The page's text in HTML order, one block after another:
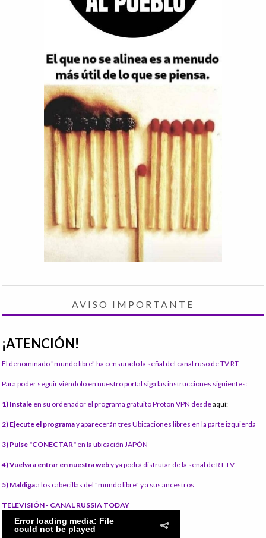
AVISO IMPORTANTE
¡ATENCIÓN!
El denominado "mundo libre" ha censurado la señal del canal ruso de TV RT.
Para poder seguir viéndolo en nuestro portal siga las instrucciones siguientes:
1) Instale en su ordenador el programa gratuito Proton VPN desdeaquí:
2) Ejecute el programay aparecerán tres Ubicaciones libres en la parte izquierda
3) Pulse "CONECTAR" en la ubicación JAPÓN
4) Vuelva a entrar en nuestra weby ya podrá disfrutar de la señal de RT TV
5) Maldigaa los cabecillas del "mundo libre" y a sus ancestros
TELEVISIÓN - CANAL RUSSIA TODAY